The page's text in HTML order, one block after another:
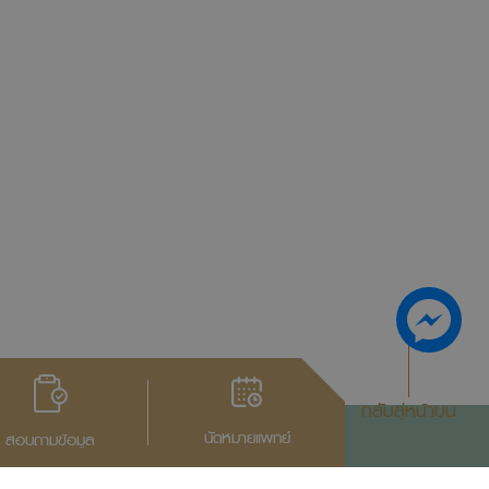
สอบถามข้อมูล นัดหมายแพทย์
กลับสู่หน้าบน